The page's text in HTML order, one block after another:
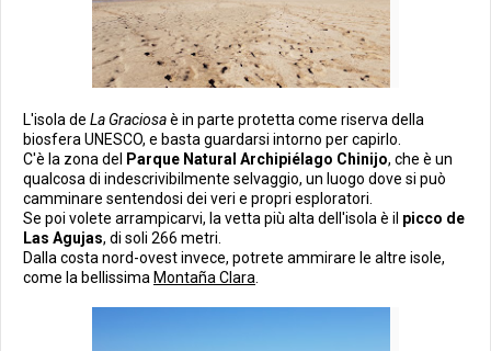
L'isola de La Graciosaè in parte protetta come riserva della
biosfera UNESCO, e basta guardarsi intorno per capirlo.
C'è la zona del
Parque Natural Archipiélago Chinijo, che è un
qualcosa di indescrivibilmente selvaggio, un luogo dove si può
camminare sentendosi dei veri e propri esploratori.
Se poi volete arrampicarvi, la vetta più alta dell'isola è il picco de
Las Agujas, di soli 266 metri.
Dalla costa nord-ovest invece, potrete ammirare le altre isole,
come la bellissima Montaña Clara.